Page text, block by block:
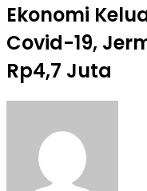
Ekonomi
Covid-19,
Rp4,7 Juta